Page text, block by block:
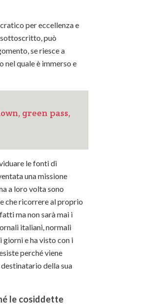
per eccellenza e
sottoscritto, può
se riesce a
nel quale è immerso e
green pass,
le fonti di
una missione
a loro volta sono
che ricorrere al proprio
ma non sarà mai i
italiani, normali
giorni e ha visto con i
perché viene
della sua
le cosiddette